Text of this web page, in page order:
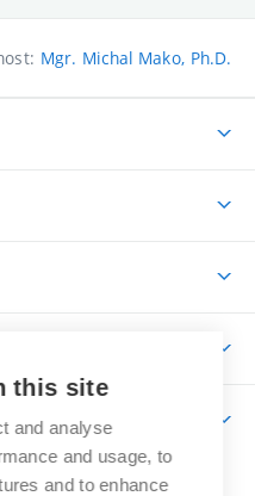
Mgr. Michal Mako, Ph.D.
this site
and analyse
and usage, to
and to enhance